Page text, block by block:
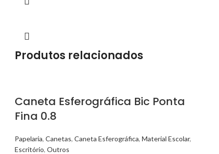
Produtos relacionados
Caneta Esferográfica Bic Ponta
Fina 0.8
Papelaria, Canetas, Caneta Esferográfica, Material Escolar,
Escritório, Outros